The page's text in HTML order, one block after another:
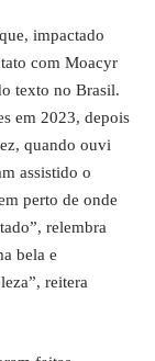
impactado
com Moacyr
texto no Brasil.
em 2023, depois
quando ouvi
assistido o
perto de onde
relembra
bela e
reitera